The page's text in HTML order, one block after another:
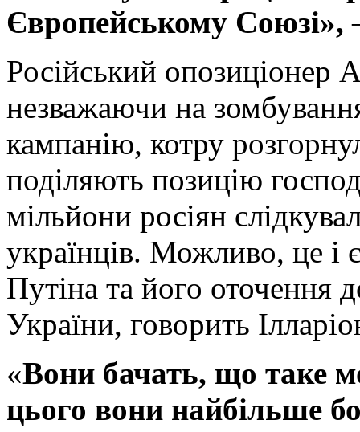
Європейському Союзі»,
Російський опозиціонер
незважаючи на
кампанію, котру
поділяють позицію
мільйони росіян
українців. Можливо, це і
Путіна та його оточення
України, говорить
«Вони бачать, що таке
цього вони найбільше